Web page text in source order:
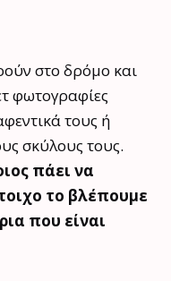
στο δρόμο και
φωτογραφίες
τους ή
σκύλους τους.
πάει να
το βλέπουμε
που είναι